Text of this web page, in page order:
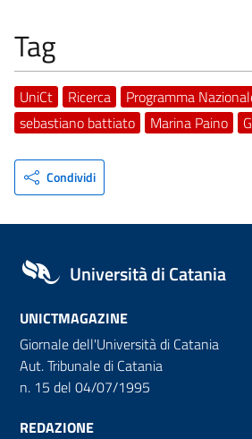
Tag
UniCt Ricerca
Programma
sebastiano battiato
Marina Paino
Condividi
Università di Catania
UNICTMAGAZINE
Giornale dell'Università di Catania
Aut. Tribunale di Catania
n. 15 del 04/07/1995
REDAZIONE